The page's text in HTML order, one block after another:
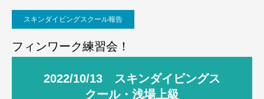
スキンダイビングスクール報告
フィンワーク練習会！
2022/10/13 スキンダイビングス
クール・浅場上級